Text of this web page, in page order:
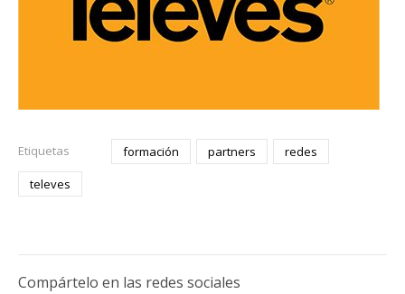
Etiquetas formación partners
redes
televes
Compártelo en las redes sociales